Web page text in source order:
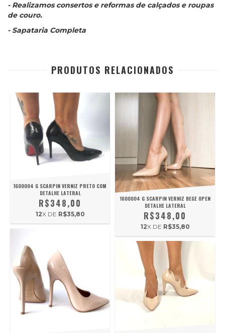
- Realizamos consertos e reformas de calçados e roupas
de couro.
- Sapataria Completa
PRODUTOS RELACIONADOS
1600004 G SCARPIN VERNIZ PRETO COM
DETALHE LATERAL
R$348,00
12X DE R$35,80
1600004 G SCARPIN VERNIZ BEGE OPEN
DETALHE LATERAL
R$348,00
12X DE R$35,80